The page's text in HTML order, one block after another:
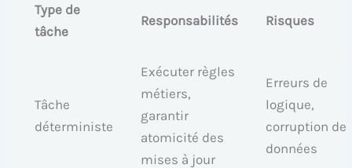
Type de
tâche
Responsabilités Risques
Tâche
déterministe
Exécuter règles
métiers,
garantir
atomicité des
mises à jour
Erreurs de
logique,
corruption de
données